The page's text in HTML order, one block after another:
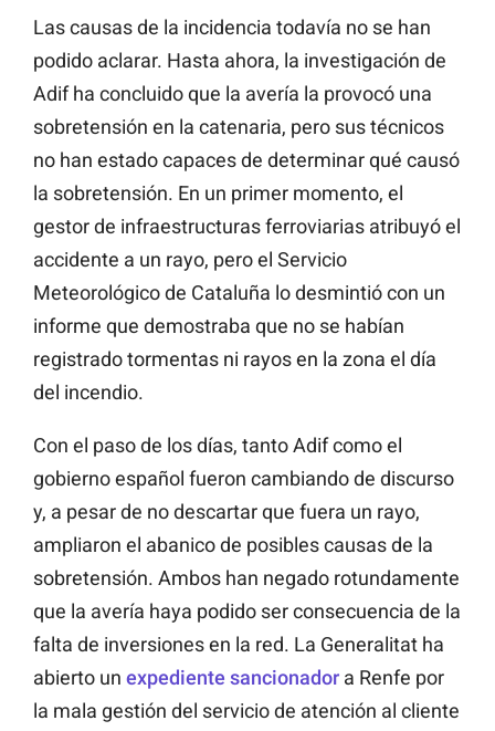
Las causas de la incidencia todavía no se han
podido aclarar. Hasta ahora, la investigación de
Adif ha concluido que la avería la provocó una
sobretensión en la catenaria, pero sus técnicos
no han estado capaces de determinar qué causó
la sobretensión. En un primer momento, el
gestor de infraestructuras ferroviarias atribuyó el
accidente a un rayo, pero el Servicio
Meteorológico de Cataluña lo desmintió con un
informe que demostraba que no se habían
registrado tormentas ni rayos en la zona el día
del incendio.
Con el paso de los días, tanto Adif como el
gobierno español fueron cambiando de discurso
y, a pesar de no descartar que fuera un rayo,
ampliaron el abanico de posibles causas de la
sobretensión. Ambos han negado rotundamente
que la avería haya podido ser consecuencia de la
falta de inversiones en la red. La Generalitat ha
abierto un expediente sancionador a Renfe por
la mala gestión del servicio de atención al cliente